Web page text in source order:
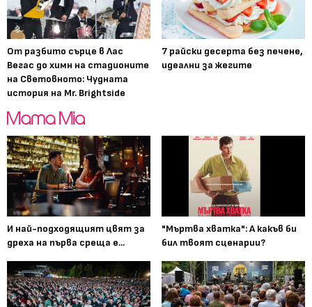
От разбито сърце в Лас
Вегас до химн на стадионите
на Световното: Чудната
история на Mr. Brightside
7 райски десерта без печене,
идеални за жегите
И най-подходящият цвят за
дреха на първа среща е...
"Мъртва хватка": А какъв би
бил твоят сценарии?